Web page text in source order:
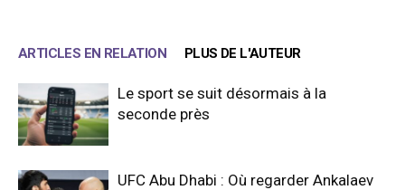
ARTICLES EN RELATION PLUS DE L'AUTEUR
Le sport se suit désormais à la
seconde près
UFC Abu Dhabi : Où regarder Ankalaev